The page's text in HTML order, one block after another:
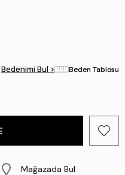
Bedenimi Bul > Beden Tablosu
Bedenimi Bul > Beden Tablosu
Mağazada Bul